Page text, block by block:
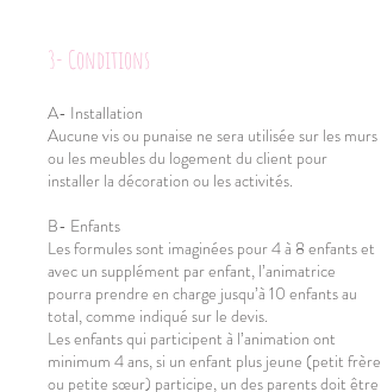
3- Conditions
A- Installation
Aucune vis ou punaise ne sera utilisée sur les murs
ou les meubles du logement du client pour
installer la décoration ou les activités.
B- Enfants
Les formules sont imaginées pour 4 à 8 enfants et
avec un supplément par enfant, l’animatrice
pourra prendre en charge jusqu’à 10 enfants au
total, comme indiqué sur le devis.
Les enfants qui participent à l’animation ont
minimum 4 ans, si un enfant plus jeune (petit frère
ou petite sœur) participe, un des parents doit être